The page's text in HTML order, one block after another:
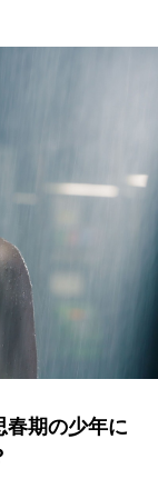
期の少年に